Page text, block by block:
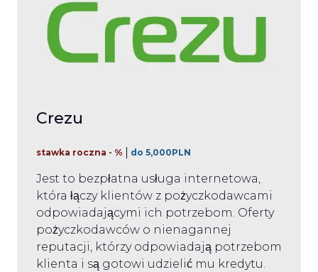
Crezu
stawka roczna - % do 5,000PLN
Jest to bezpłatna usługa internetowa,
która łączy klientów z pożyczkodawcami
odpowiadającymi ich potrzebom. Oferty
pożyczkodawców o nienagannej
reputacji, którzy odpowiadają potrzebom
klienta i są gotowi udzielić mu kredytu.